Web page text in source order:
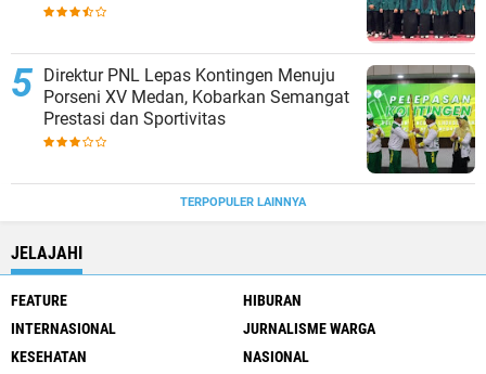
Direktur PNL Lepas Kontingen Menuju
Porseni XV Medan, Kobarkan Semangat
Prestasi dan Sportivitas
TERPOPULER LAINNYA
JELAJAHI
FEATURE
HIBURAN
INTERNASIONAL
JURNALISME WARGA
KESEHATAN
NASIONAL